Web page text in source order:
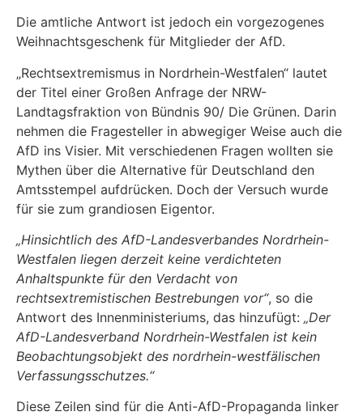
Die amtliche Antwort ist jedoch ein vorgezogenes
Weihnachtsgeschenk für Mitglieder der AfD.
„Rechtsextremismus in Nordrhein-Westfalen“ lautet
der Titel einer Großen Anfrage der NRW-
Landtagsfraktion von Bündnis 90/ Die Grünen. Darin
nehmen die Fragesteller in abwegiger Weise auch die
AfD ins Visier. Mit verschiedenen Fragen wollten sie
Mythen über die Alternative für Deutschland den
Amtsstempel aufdrücken. Doch der Versuch wurde
für sie zum grandiosen Eigentor.
„Hinsichtlich des AfD-Landesverbandes Nordrhein-
Westfalen liegen derzeit keine verdichteten
Anhaltspunkte für den Verdacht von
rechtsextremistischen Bestrebungen vor“, so die
Antwort des Innenministeriums, das hinzufügt: „Der
AfD-Landesverband Nordrhein-Westfalen ist kein
Beobachtungsobjekt des nordrhein-westfälischen
Verfassungsschutzes.“
Diese Zeilen sind für die Anti-AfD-Propaganda linker